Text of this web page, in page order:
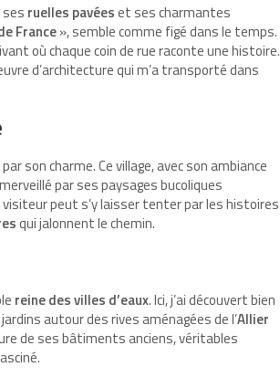
ruelles pavéeset ses charmantes
France», semble comme figé dans le temps.
où chaque coin de rue raconte une histoire.
d’architecture qui m’a transporté dans
son charme. Ce village, avec son ambiance
par ses paysages bucoliques
visiteur peut s’y laisser tenter par les histoires
qui jalonnent le chemin.
reine des villes d’eaux. Ici, j’ai découvert bien
autour des rives aménagées de l’Allier
de ses bâtiments anciens, véritables